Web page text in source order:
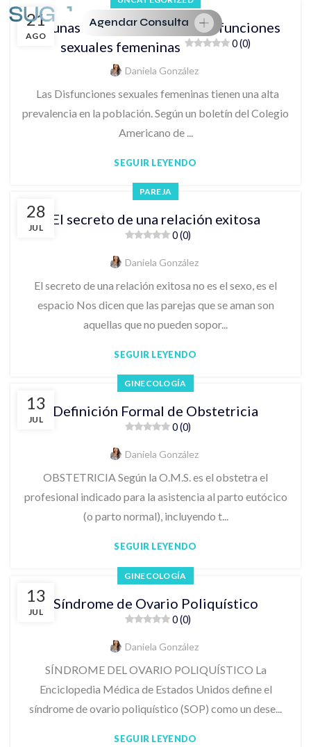
Agendar Consulta
21
AGO
Algunas estadísticas sobre disfunciones
sexuales femeninas
0 (0)
Daniela González
Las Disfunciones sexuales femeninas tienen una alta
prevalencia en la población. Según un boletín del Colegio
Americano de ...
SEGUIR LEYENDO
28
JUL
PAREJA
El secreto de una relación exitosa
0 (0)
Daniela González
El secreto de una relación exitosa no es el sexo, es el
espacio Nos dicen que las parejas que se aman son
aquellas que no pueden sopor...
SEGUIR LEYENDO
13
JUL
GINECOLOGÍA
Definición Formal de Obstetricia
0 (0)
Daniela González
OBSTETRICIA Según la O.M.S. es el obstetra el
profesional indicado para la asistencia al parto eutócico
(o parto normal), incluyendo t...
SEGUIR LEYENDO
13
JUL
GINECOLOGÍA
Síndrome de Ovario Poliquístico
0 (0)
Daniela González
SÍNDROME DEL OVARIO POLIQUÍSTICO La
Enciclopedia Médica de Estados Unidos define el
síndrome de ovario poliquístico (SOP) como un dese...
SEGUIR LEYENDO